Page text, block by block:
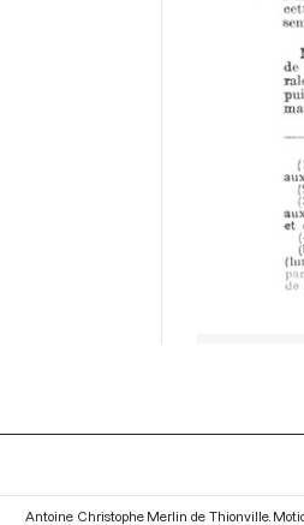
Antoine Christophe Merlin de Thionville.